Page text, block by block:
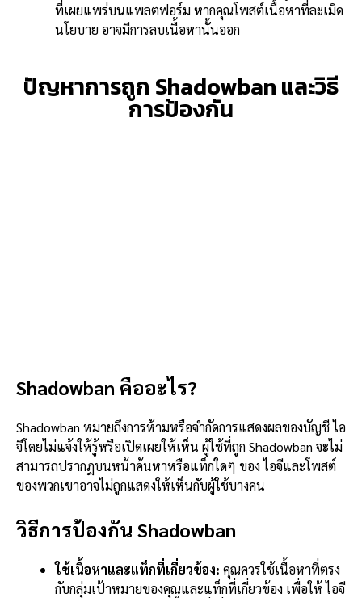
ที่เผยแพร่บนแพลตฟอร์ม หากคุณโพสต์เนื้อหาที่ละเมิด
นโยบาย อาจมีการลบเนื้อหานั้นออก
ปัญหาการถูก Shadowban และวิธี
การป้องกัน
Shadowban คืออะไร?
Shadowban หมายถึงการห้ามหรือจำกัดการแสดงผลของบัญชี ไอ
จีโดยไม่แจ้งให้รู้หรือเปิดเผยให้เห็น ผู้ใช้ที่ถูก Shadowban จะไม่
สามารถปรากฏบนหน้าค้นหาหรือแท็กใดๆ ของ ไอจีและโพสต์
ของพวกเขาอาจไม่ถูกแสดงให้เห็นกับผู้ใช้บางคน
วิธีการป้องกัน Shadowban
ใช้เนื้อหาและแท็กที่เกี่ยวข้อง: คุณควรใช้เนื้อหาที่ตรง
กับกลุ่มเป้าหมายของคุณและแท็กที่เกี่ยวข้อง เพื่อให้ ไอจี